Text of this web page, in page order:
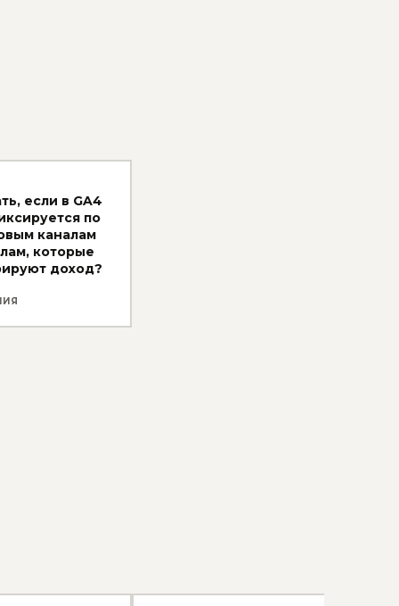
если в GA4
по
каналам
которые
доход?